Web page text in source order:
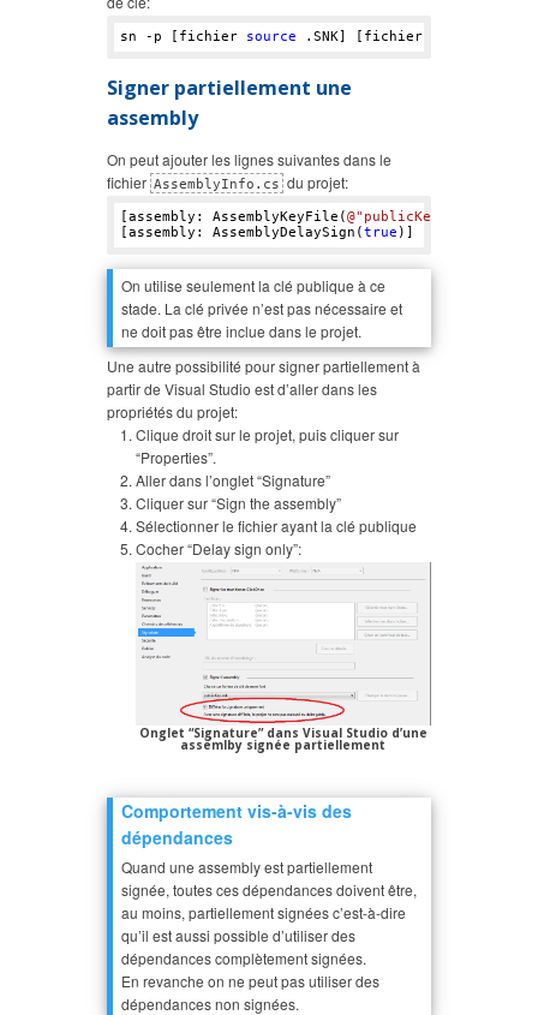
sn -p [fichier source
Signer partiellement une
assembly
On peut ajouter les lignes suivantes dans le
fichier AssemblyInfo.cs du projet:
[assembly: AssemblyKeyFile(@"publicKey.snk"
[assembly: AssemblyDelaySign(true
On utilise seulement la clé publique à ce
stade. La clé privée n’est pas nécessaire et
ne doit pas être inclue dans le projet.
Une autre possibilité pour signer partiellement à
partir de Visual Studio est d’aller dans les
propriétés du projet:
Clique droit sur le projet, puis cliquer sur
“Properties”.
Aller dans l’onglet “Signature”
Cliquer sur “Sign the assembly”
Sélectionner le fichier ayant la clé publique
Cocher “Delay sign only”:
Onglet “Signature” dans Visual Studio d’une
assemlby signée partiellement
Comportement vis-à-vis des
dépendances
Quand une assembly est partiellement
signée, toutes ces dépendances doivent être,
au moins, partiellement signées c’est-à-dire
qu’il est aussi possible d’utiliser des
dépendances complètement signées.
En revanche on ne peut pas utiliser des
dépendances non signées.